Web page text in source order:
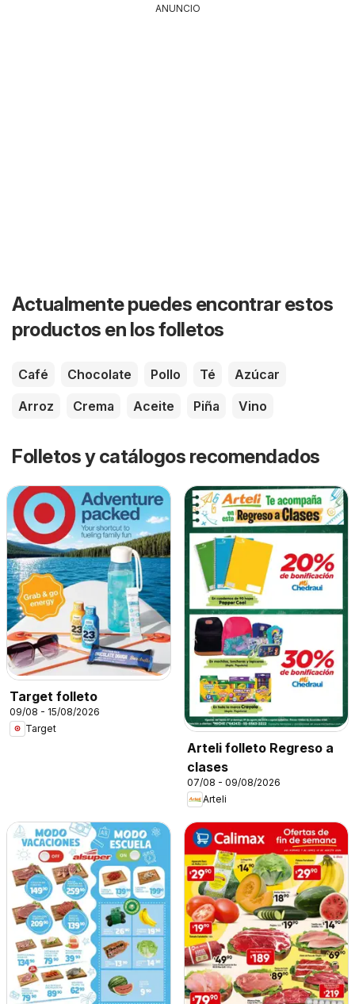
ANUNCIO
Actualmente puedes encontrar estos
productos en los folletos
Café Chocolate Pollo Té
Azúcar
Arroz
Crema Aceite Piña Vino
Folletos y catálogos recomendados
Target folleto
09/08 - 15/08/2026
Target
Arteli folleto Regreso a
clases
07/08 - 09/08/2026
Arteli